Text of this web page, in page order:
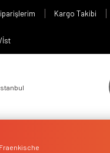
Kargo Takibi
İst